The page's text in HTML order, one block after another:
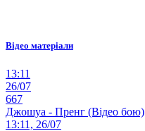
Відео матеріали
13:11
26/07
667
Джошуа - Пренг (Відео бою)
13:11, 26/07